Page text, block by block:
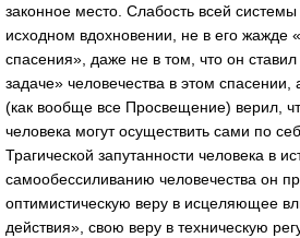
законное место. Слабость всей
исходном вдохновении, не в его жажде
спасения», даже не в том, что он
задаче» человечества в этом спасении,
(как вообще все Просвещение) верил,
человека могут осуществить сами по
Трагической запутанности человека в
самообессиливанию человечества он
оптимистическую веру в исцеляющее
действия», свою веру в техническую